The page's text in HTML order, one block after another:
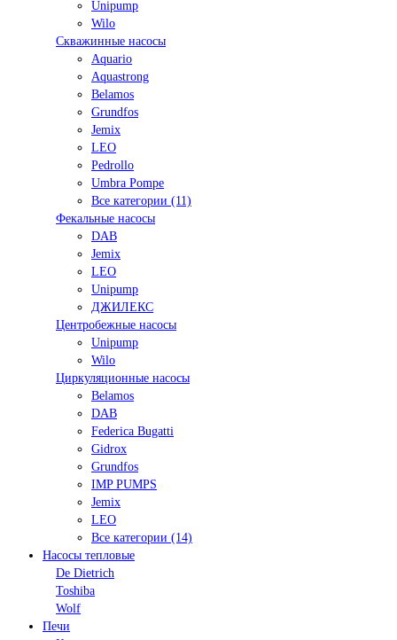
Unipump
Wilo
Скважинные насосы
Aquario
Aquastrong
Belamos
Grundfos
Jemix
LEO
Pedrollo
Umbra Pompe
Все категории (11)
Фекальные насосы
DAB
Jemix
LEO
Unipump
ДЖИЛЕКС
Центробежные насосы
Unipump
Wilo
Циркуляционные насосы
Belamos
DAB
Federica Bugatti
Gidrox
Grundfos
IMP PUMPS
Jemix
LEO
Все категории (14)
Насосы тепловые
De Dietrich
Toshiba
Wolf
Печи